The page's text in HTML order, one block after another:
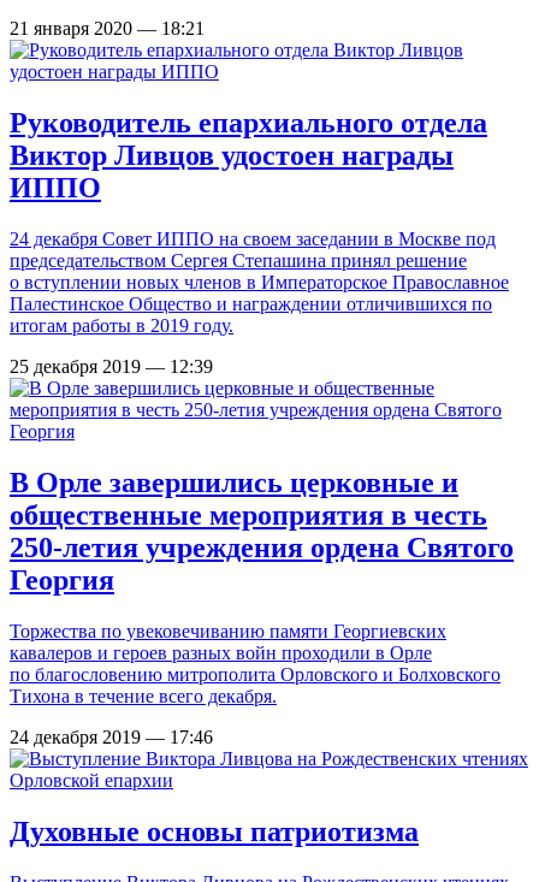
21 января 2020 — 18:21
Руководитель епархиального отдела
Виктор Ливцов удостоен награды
ИППО
24 декабря Совет ИППО на своем заседании в Москве под
председательством Сергея Степашина принял решение
о вступлении новых членов в Императорское Православное
Палестинское Общество и награждении отличившихся по
итогам работы в 2019 году.
25 декабря 2019 — 12:39
В Орле завершились церковные и
общественные мероприятия в честь
250-летия учреждения ордена Святого
Георгия
Торжества по увековечиванию памяти Георгиевских
кавалеров и героев разных войн проходили в Орле
по благословению митрополита Орловского и Болховского
Тихона в течение всего декабря.
24 декабря 2019 — 17:46
Духовные основы патриотизма